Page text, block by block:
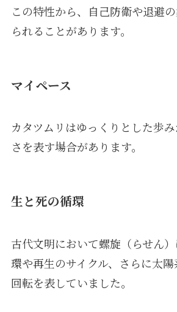
この特性から、自己防衛や退避
られることがあります。
マイペース
カタツムリはゆっくりとした歩
さを表す場合があります。
生と死の循環
古代文明において螺旋（らせん
環や再生のサイクル、さらに太
回転を表していました。